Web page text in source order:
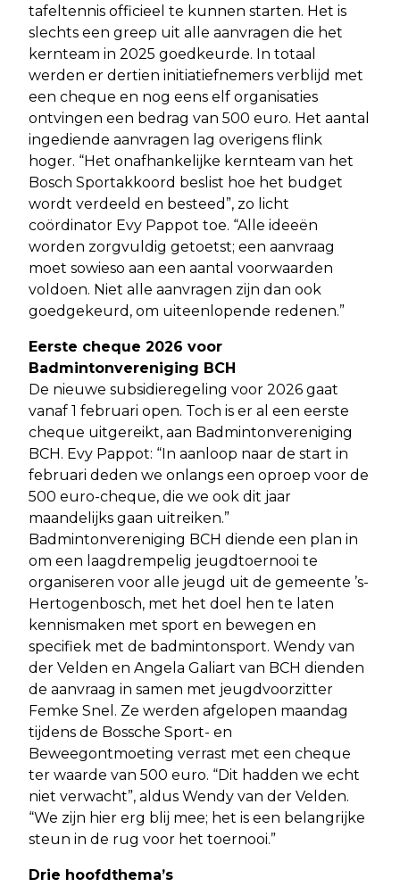
tafeltennis officieel te kunnen starten. Het is
slechts een greep uit alle aanvragen die het
kernteam in 2025 goedkeurde. In totaal
werden er dertien initiatiefnemers verblijd met
een cheque en nog eens elf organisaties
ontvingen een bedrag van 500 euro. Het aantal
ingediende aanvragen lag overigens flink
hoger. “Het onafhankelijke kernteam van het
Bosch Sportakkoord beslist hoe het budget
wordt verdeeld en besteed”, zo licht
coördinator Evy Pappot toe. “Alle ideeën
worden zorgvuldig getoetst; een aanvraag
moet sowieso aan een aantal voorwaarden
voldoen. Niet alle aanvragen zijn dan ook
goedgekeurd, om uiteenlopende redenen.”
Eerste cheque 2026 voor
Badmintonvereniging BCH
De nieuwe subsidieregeling voor 2026 gaat
vanaf 1 februari open. Toch is er al een eerste
cheque uitgereikt, aan Badmintonvereniging
BCH. Evy Pappot: “In aanloop naar de start in
februari deden we onlangs een oproep voor de
500 euro-cheque, die we ook dit jaar
maandelijks gaan uitreiken.”
Badmintonvereniging BCH diende een plan in
om een laagdrempelig jeugdtoernooi te
organiseren voor alle jeugd uit de gemeente ’s-
Hertogenbosch, met het doel hen te laten
kennismaken met sport en bewegen en
specifiek met de badmintonsport. Wendy van
der Velden en Angela Galiart van BCH dienden
de aanvraag in samen met jeugdvoorzitter
Femke Snel. Ze werden afgelopen maandag
tijdens de Bossche Sport- en
Beweegontmoeting verrast met een cheque
ter waarde van 500 euro. “Dit hadden we echt
niet verwacht”, aldus Wendy van der Velden.
“We zijn hier erg blij mee; het is een belangrijke
steun in de rug voor het toernooi.”
Drie hoofdthema’s